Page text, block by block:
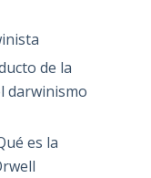
de la
darwinismo
es la